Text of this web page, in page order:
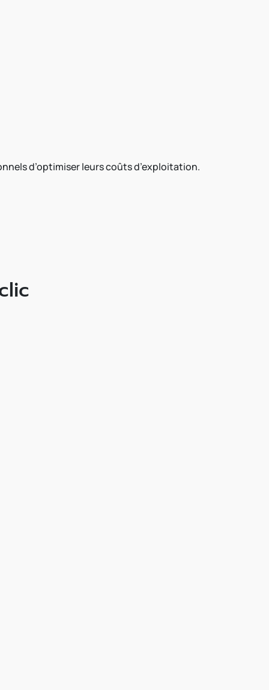
d’optimiser leurs coûts d’exploitation.